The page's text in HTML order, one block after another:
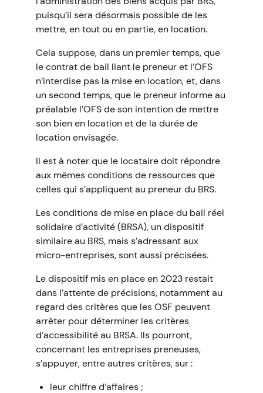
puisqu’il sera désormais possible de les
mettre, en tout ou en partie, en location.
Cela suppose, dans un premier temps, que
le contrat de bail liant le preneur et l’OFS
n’interdise pas la mise en location, et, dans
un second temps, que le preneur informe au
préalable l’OFS de son intention de mettre
son bien en location et de la durée de
location envisagée.
Il est à noter que le locataire doit répondre
aux mêmes conditions de ressources que
celles qui s’appliquent au preneur du BRS.
Les conditions de mise en place du bail réel
solidaire d’activité (BRSA), un dispositif
similaire au BRS, mais s’adressant aux
micro-entreprises, sont aussi précisées.
Le dispositif mis en place en 2023 restait
dans l’attente de précisions, notamment au
regard des critères que les OSF peuvent
arrêter pour déterminer les critères
d’accessibilité au BRSA. Ils pourront,
concernant les entreprises preneuses,
s’appuyer, entre autres critères, sur :
leur chiffre d’affaires ;